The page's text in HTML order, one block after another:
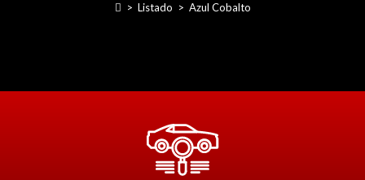
> Listado > Azul Cobalto